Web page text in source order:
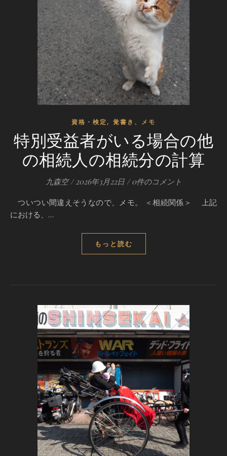
資格・検定, 覚書き、メモ
特別受益者がいる場合の他
の相続人の相続分の計算
九森空 / 2026年3月22日 / 0件のコメント
ついつい間違えそうなので、メモ。 ＜相続関係＞ 上記
における、…
もっと読む